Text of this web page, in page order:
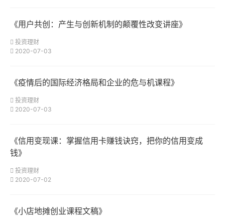
《用户共创：产生与创新机制的颠覆性改变讲座》
投资理财
2020-07-03
《疫情后的国际经济格局和企业的危与机课程》
投资理财
2020-07-03
《信用变现课：掌握信用卡赚钱诀窍，把你的信用变成
钱》
投资理财
2020-07-02
《小店地摊创业课程文稿》